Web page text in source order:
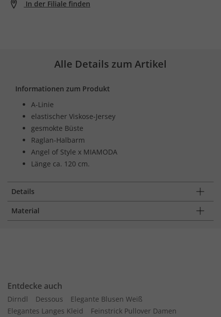
In der Filiale finden
Alle Details zum Artikel
Informationen zum Produkt
A-Linie
elastischer Viskose-Jersey
gesmokte Büste
Raglan-Halbarm
Angel of Style x MIAMODA
Länge ca. 120 cm.
Details
Material
Entdecke auch
Dirndl Dessous
Elegante Blusen Weiß
Elegantes Langes Kleid
Feinstrick Pullover Damen